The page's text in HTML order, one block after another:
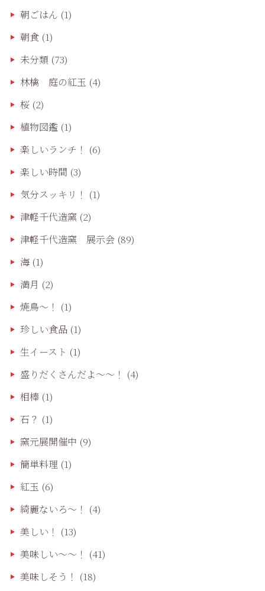
朝ごはん (1)
朝食(1)
未分類 (73)
林檎 庭の紅玉 (4)
桜(2)
植物図鑑 (1)
楽しいランチ！ (6)
楽しい時間 (3)
気分スッキリ！ (1)
津軽千代造窯 (2)
津軽千代造窯 展示会(89)
海(1)
満月 (2)
焼鳥〜！ (1)
珍しい食品(1)
生イースト (1)
盛りだくさんだよ〜〜！ (4)
相棒(1)
石？ (1)
窯元展開催中 (9)
簡単料理 (1)
紅玉 (6)
綺麗ないろ～！ (4)
美しい！ (13)
美味しい〜〜！ (41)
美味しそう！ (18)